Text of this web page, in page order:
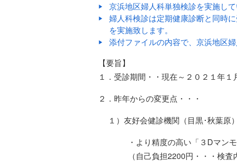
京浜地区婦人科単独検診を実施し
婦人科検診は定期健康診断と同時
を実施致します。
添付ファイルの内容で、京浜地区
【要旨】
１．受診期間・・現在～２０２１年１
２．昨年からの変更点・・・
１）友好会健診機関（目黒･秋葉原
・より精度の高い「３Dマン
（自己負担2200円・・・検